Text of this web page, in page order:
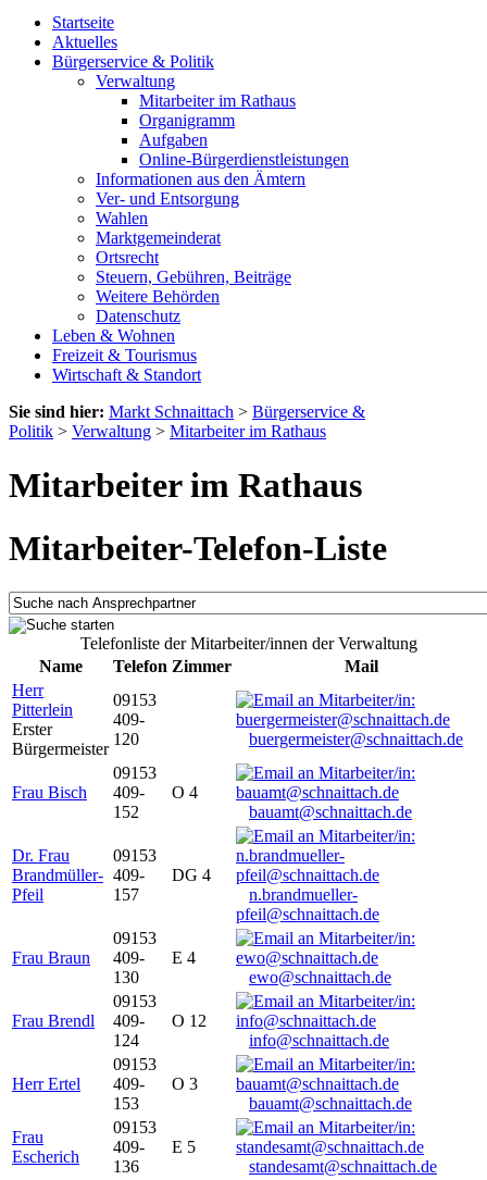
Startseite
Aktuelles
Bürgerservice & Politik
Verwaltung
Mitarbeiter im Rathaus
Organigramm
Aufgaben
Online-Bürgerdienstleistungen
Informationen aus den Ämtern
Ver- und Entsorgung
Wahlen
Marktgemeinderat
Ortsrecht
Steuern, Gebühren, Beiträge
Weitere Behörden
Datenschutz
Leben & Wohnen
Freizeit & Tourismus
Wirtschaft & Standort
Sie sind hier: Markt Schnaittach > Bürgerservice &
Politik > Verwaltung > Mitarbeiter im Rathaus
Mitarbeiter im Rathaus
Mitarbeiter-Telefon-Liste
Telefonliste der Mitarbeiter/innen der Verwaltung
Name
Telefon Zimmer
Mail
Herr
Pitterlein
Erster
Bürgermeister
09153
409-
120
buergermeister@schnaittach.de
Frau Bisch
09153
409-
152
O 4
bauamt@schnaittach.de
Dr. Frau
Brandmüller-
Pfeil
09153
409-
157
DG 4
n.brandmueller-
pfeil@schnaittach.de
Frau Braun
09153
409-
130
E 4
ewo@schnaittach.de
Frau Brendl
09153
409-
124
O 12
info@schnaittach.de
Herr Ertel
09153
409-
153
O 3
bauamt@schnaittach.de
Frau
Escherich
09153
409-
136
E 5
standesamt@schnaittach.de